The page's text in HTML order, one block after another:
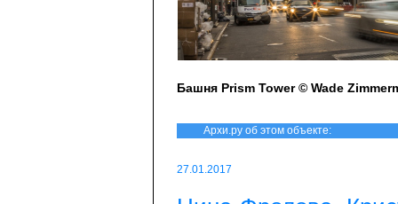
Башня Prism Tower © Wade
Архи.ру об этом объекте:
27.01.2017